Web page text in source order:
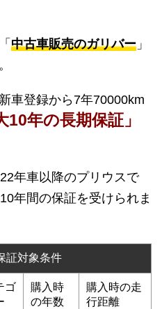
中古車販売のガリバー 」
車登録から7年70000km
10年の長期保証」
年車以降のプリウスで
年間の保証を受けられま
証対象条件
ゴ
購入時
の年数
購入時の走
行距離